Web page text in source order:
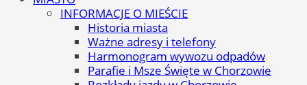
INFORMACJE O MIEŚCIE
Historia miasta
Ważne adresy i telefony
Harmonogram wywozu odpadów
Parafie i Msze Święte w Chorzowie